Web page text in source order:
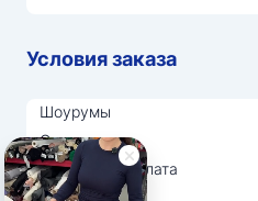
Условия заказа
Шоурумы
Отзывы
Доставка и оплата
О нас